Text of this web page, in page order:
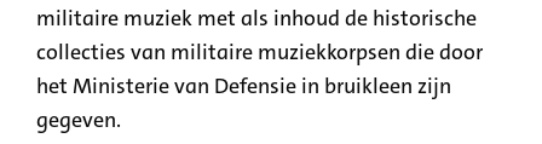
militaire muziek met als inhoud de historische
collecties van militaire muziekkorpsen die door
het Ministerie van Defensie in bruikleen zijn
gegeven.